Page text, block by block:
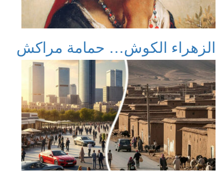
الزهراء الكوش… حمامة مراكش